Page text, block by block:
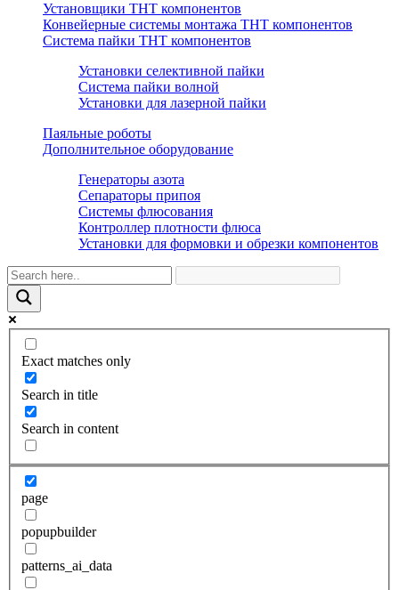
Установщики THT компонентов
Конвейерные системы монтажа THT компонентов
Система пайки THT компонентов
Установки селективной пайки
Система пайки волной
Установки для лазерной пайки
Паяльные роботы
Дополнительное оборудование
Генераторы азота
Сепараторы припоя
Системы флюсования
Контроллер плотности флюса
Установки для формовки и обрезки компонентов
Exact matches only
Search in title
Search in content
page
popupbuilder
patterns_ai_data